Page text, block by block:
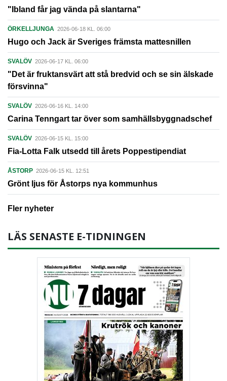
"Ibland får jag vända på slantarna"
ÖRKELLJUNGA 2026-06-18 KL. 06:00
Hugo och Jack är Sveriges främsta mattesnillen
SVALÖV 2026-06-17 KL. 06:00
"Det är fruktansvärt att stå bredvid och se sin älskade
försvinna"
SVALÖV 2026-06-16 KL. 14:00
Carina Tenngart tar över som samhällsbyggnadschef
SVALÖV 2026-06-15 KL. 15:00
Fia-Lotta Falk utsedd till årets Poppestipendiat
ÅSTORP 2026-06-15 KL. 12:51
Grönt ljus för Åstorps nya kommunhus
Fler nyheter
LÄS SENASTE E-TIDNINGEN